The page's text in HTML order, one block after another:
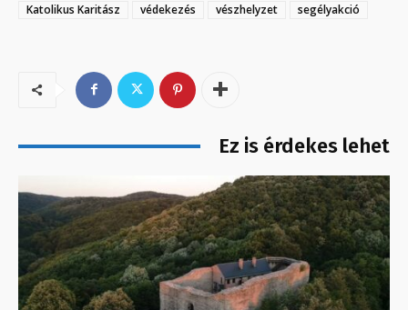
Katolikus Karitász
védekezés vészhelyzet segélyakció
Ez is érdekes lehet